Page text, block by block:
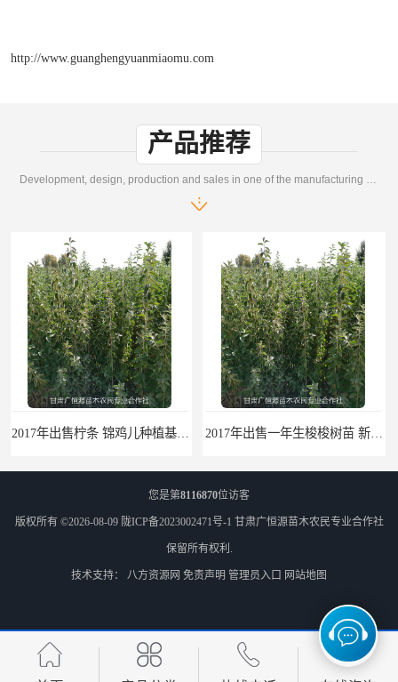
http://www.guanghengyuanmiaomu.com
产品推荐
梭梭树苗|梭梭草|种植肉苁蓉专用梭梭树
您是第8116870位访客
版权所有 ©2026-08-09 陇ICP备2023002471号-1 甘肃广恒源苗木农民专业合作社
保留所有权利.
技术支持： 八方资源网 免责声明 管理员入口 网站地图